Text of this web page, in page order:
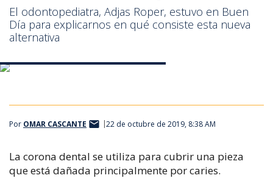
El odontopediatra, Adjas Roper, estuvo en Buen
Día para explicarnos en qué consiste esta nueva
alternativa
Por OMAR CASCANTE 22 de octubre de 2019, 8:38 AM
La corona dental se utiliza para cubrir una pieza
que está dañada principalmente por caries.